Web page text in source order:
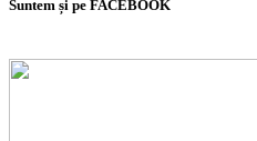
Suntem și pe FACEBOOK